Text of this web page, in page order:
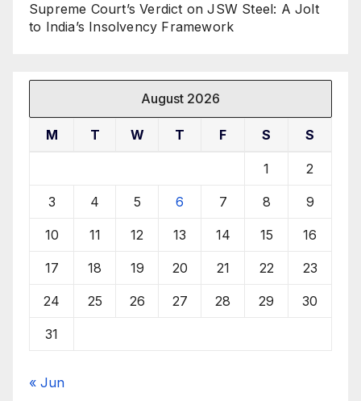
Supreme Court’s Verdict on JSW Steel: A Jolt
to India’s Insolvency Framework
August 2026
M T W T F S S
1 2
3 4 5 6 7 8 9
10 11 12 13 14 15 16
17 18 19 20 21 22 23
24 25 26 27 28 29 30
31
« Jun